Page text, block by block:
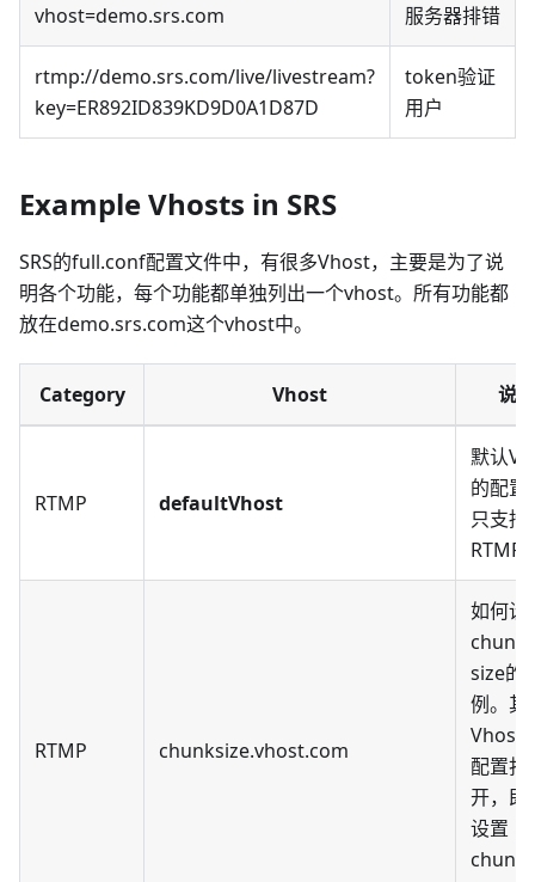
vhost=demo.srs.com
服务器排错
rtmp://demo.srs.com/live/livestream?
key=ER892ID839KD9D0A1D87D
token验证
用户
Example Vhosts in SRS
SRS的full.conf配置文件中，有很多Vhost，主要是为了说
明各个功能，每个功能都单独列出一个vhost。所有功能都
放在demo.srs.com这个vhost中。
Category Vhost 说明
RTMP defaultVhost
默认
的配置
只支持
RTMP
RTMP chunksize.vhost.com
如何设
chunk
size的
例。其
Vhost
配置打
开，即
设置
chunk